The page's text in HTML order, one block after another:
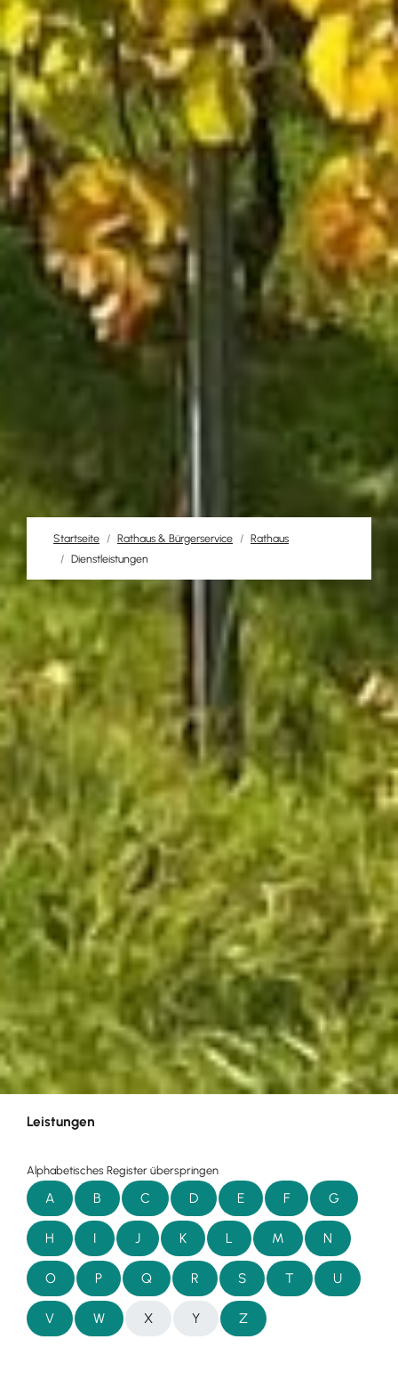
Startseite Rathaus & Bürgerservice
Rathaus
Dienstleistungen
Leistungen
Alphabetisches Register überspringen
A B C D E F G
H I J K L M N
O P Q R S T U
V W X Y Z